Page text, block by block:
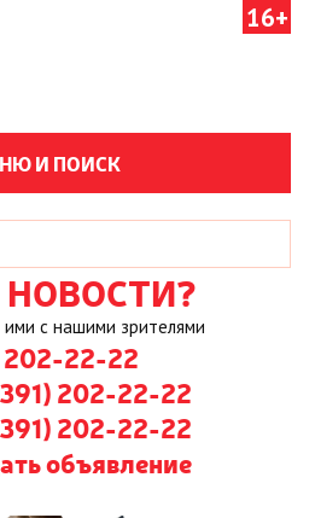
16+
И ПОИСК
НОВОСТИ?
с нашими зрителями
202-22-22
202-22-22
202-22-22
объявление